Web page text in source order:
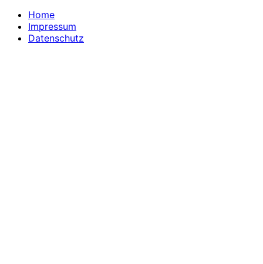
Home
Impressum
Datenschutz